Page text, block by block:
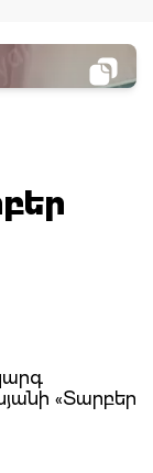
«Տարբեր